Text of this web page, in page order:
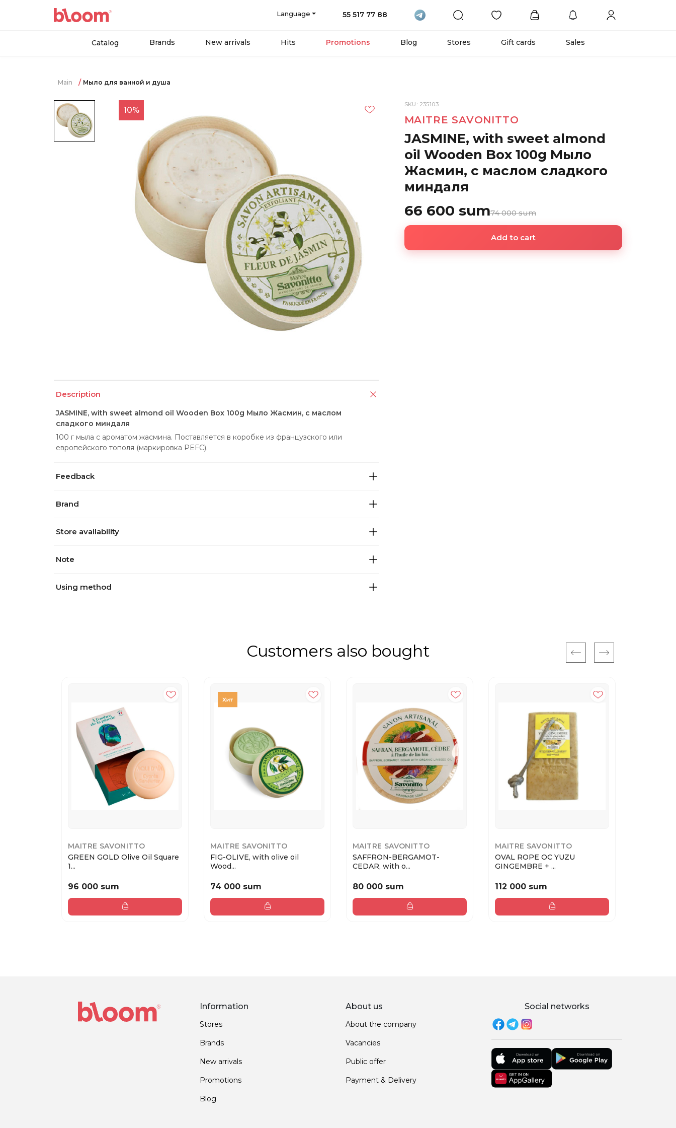
Language 55 517 77 88
Catalog Brands New arrivals Hits Promotions Blog Stores Gift cards Sales
Main Мыло для ванной и душа
10%
Description
JASMINE, with sweet almond oil Wooden Box 100g Мыло Жасмин, с маслом
сладкого миндаля
100 г мыла с ароматом жасмина. Поставляется в коробке из французского или
европейского тополя (маркировка PEFC).
Feedback
Brand
Store availability
Note
Using method
SKU: 235103
MAITRE SAVONITTO
JASMINE, with sweet almond
oil Wooden Box 100g Мыло
Жасмин, с маслом сладкого
миндаля
66 600 sum74 000 sum
Add to cart
Customers also bought
MAITRE SAVONITTO
GREEN GOLD Olive Oil Square
1...
96 000 sum
MAITRE SAVONITTO
FIG-OLIVE, with olive oil
Wood...
74 000 sum
MAITRE SAVONITTO
SAFFRON-BERGAMOT-
CEDAR, with o...
80 000 sum
MAITRE SAVONITTO
OVAL ROPE OC YUZU
GINGEMBRE + ...
112 000 sum
Information
Stores
Brands
New arrivals
Promotions
Blog
About us
About the company
Vacancies
Public offer
Payment & Delivery
Social networks